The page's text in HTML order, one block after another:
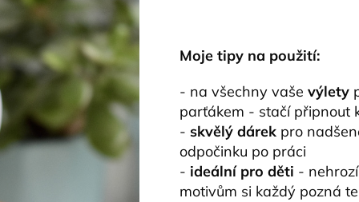
Moje tipy na použití:
- na všechny vaše výlety
parťákem - stačí připnout
- skvělý dárek pro
odpočinku po práci
- ideální pro děti -
motivům si každý pozná